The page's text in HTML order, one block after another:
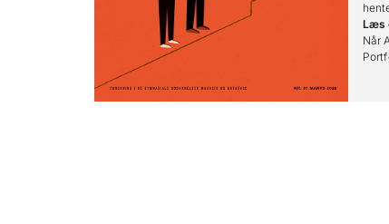
Læs
Når